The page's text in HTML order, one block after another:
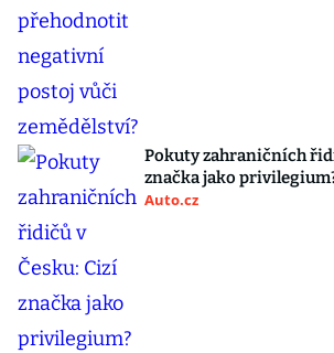
Pokuty zahraničních
značka jako
Auto.cz